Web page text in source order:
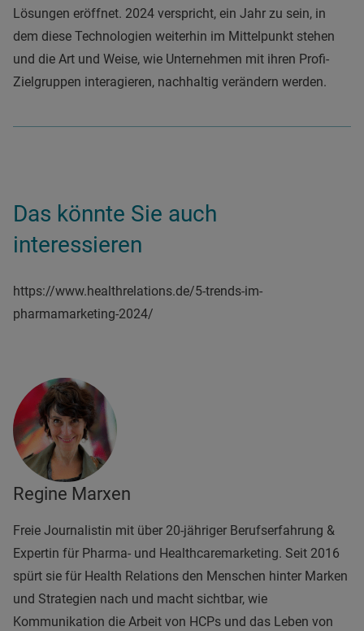
Lösungen eröffnet. 2024 verspricht, ein Jahr zu sein, in
dem diese Technologien weiterhin im Mittelpunkt stehen
und die Art und Weise, wie Unternehmen mit ihren Profi-
Zielgruppen interagieren, nachhaltig verändern werden.
Das könnte Sie auch
interessieren
https://www.healthrelations.de/5-trends-im-
pharmamarketing-2024/
Regine Marxen
Freie Journalistin mit über 20-jähriger Berufserfahrung &
Expertin für Pharma- und Healthcaremarketing. Seit 2016
spürt sie für Health Relations den Menschen hinter Marken
und Strategien nach und macht sichtbar, wie
Kommunikation die Arbeit von HCPs und das Leben von